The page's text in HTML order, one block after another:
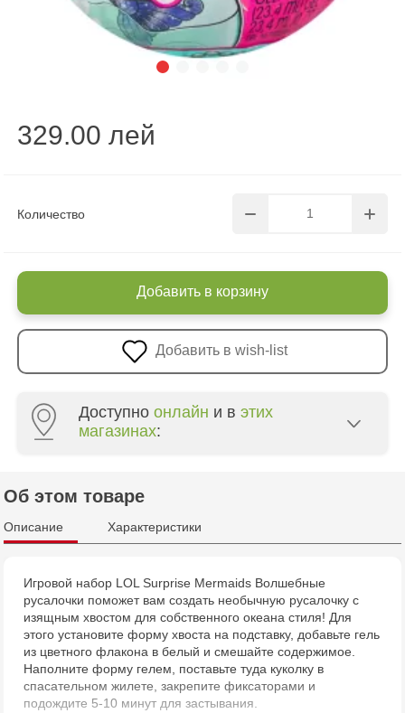
Количество
329.00 лей
Добавить в корзину
Добавить в wish-list
Доступно онлайн и в этих
магазинах:
Multistore Centru - bd. Cantemir, 6
Jucărenia Bălți - str. Alexandru Cel Bun, 5
Jucărenia Cahul - str. Ștefan cel Mare, 29А
Jucarenia Ciocana - bd.Mircea cel Bătrân, 39
Об этом товаре
Описание Характеристики
Игровой набор LOL Surprise Mermaids Волшебные
русалочки поможет вам создать необычную русалочку с
изящным хвостом для собственного океана стиля! Для
этого установите форму хвоста на подставку, добавьте гель
из цветного флакона в белый и смешайте содержимое.
Наполните форму гелем, поставьте туда куколку в
спасательном жилете, закрепите фиксаторами и
подождите 5-10 минут для застывания.